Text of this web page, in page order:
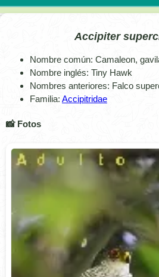
Accipiter
Nombre común: Camaleon,
Nombre inglés: Tiny Hawk
Nombres anteriores: Falco
Familia: Accipitridae
📸 Fotos